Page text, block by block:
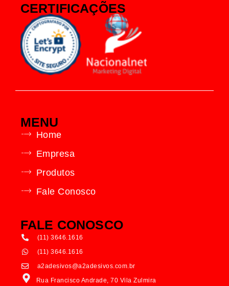
CERTIFICAÇÕES
MENU
Home
Empresa
Produtos
Fale Conosco
FALE CONOSCO
(11) 3646.1616
(11) 3646.1616
a2adesivos@a2adesivos.com.br
Rua Francisco Andrade, 70 Vila Zulmira